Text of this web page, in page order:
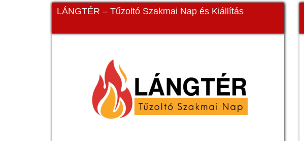
LÁNGTÉR – Tűzoltó Szakmai Nap és Kiállítás